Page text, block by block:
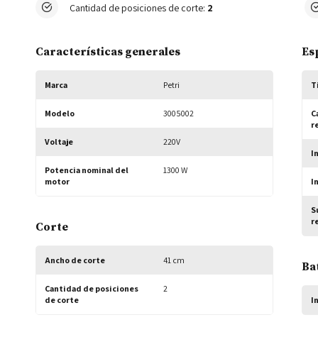
Cantidad de posiciones de corte: 2
Características generales
Marca Petri
Modelo 3005002
Voltaje 220V
Potencia nominal del
motor
1300 W
Corte
Ancho de corte 41 cm
Cantidad de posiciones
de corte
2